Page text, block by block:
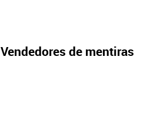
Vendedores de mentiras